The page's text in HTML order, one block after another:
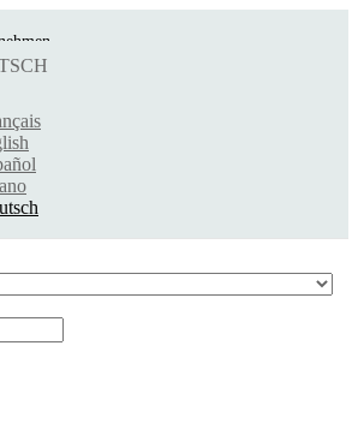
Lieferung